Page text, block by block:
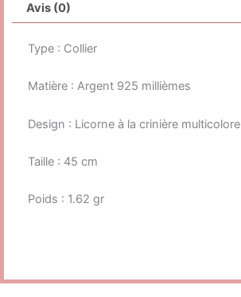
Avis (0)
Type : Collier
Matière : Argent 925 millièmes
Design : Licorne à la crinière multicolore
Taille : 45 cm
Poids : 1.62 gr